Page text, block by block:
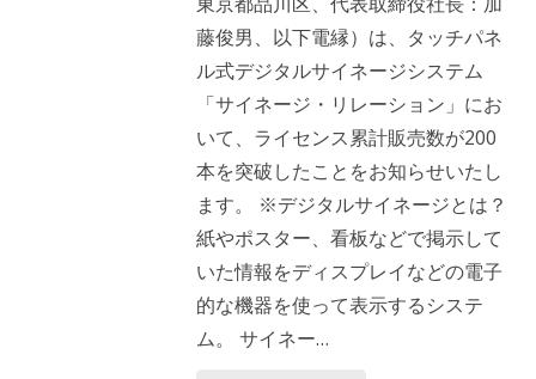
藤俊男、以下電縁）は、タッチパネ
ル式デジタルサイネージシステム
「サイネージ・リレーション」にお
いて、ライセンス累計販売数が200
本を突破したことをお知らせいたし
ます。 ※デジタルサイネージとは？
紙やポスター、看板などで掲示して
いた情報をディスプレイなどの電子
的な機器を使って表示するシステ
ム。 サイネー…